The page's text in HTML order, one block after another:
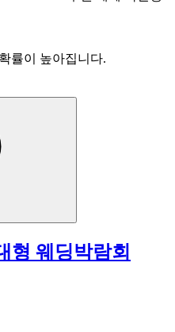
률이 높아집니다.
형 웨딩박람회